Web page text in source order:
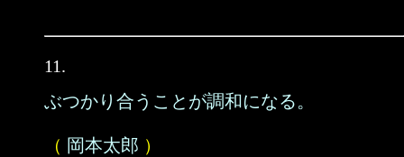
11.
ぶつかり合うことが調和になる。
（ 岡本太郎 ）